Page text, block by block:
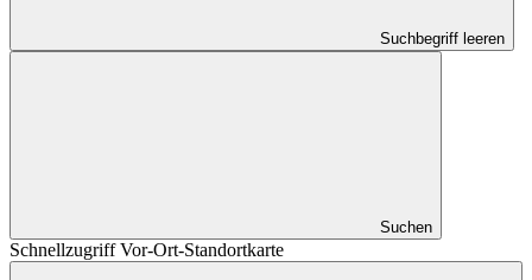
Suchbegriff leeren
Suchen
Schnellzugriff Vor-Ort-Standortkarte